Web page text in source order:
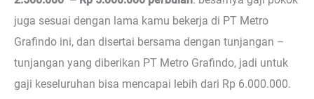
juga sesuai dengan lama kamu bekerja di PT Metro
Grafindo ini, dan disertai bersama dengan tunjangan –
tunjangan yang diberikan PT Metro Grafindo, jadi untuk
gaji keseluruhan bisa mencapai lebih dari Rp 6.000.000.